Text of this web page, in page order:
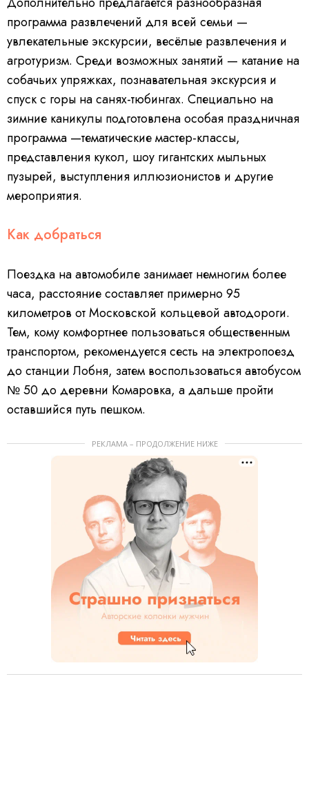
программа развлечений для всей семьи —
увлекательные экскурсии, весёлые развлечения и
агротуризм. Среди возможных занятий — катание на
собачьих упряжках, познавательная экскурсия и
спуск с горы на санях-тюбингах. Специально на
зимние каникулы подготовлена особая праздничная
программа —тематические мастер-классы,
представления кукол, шоу гигантских мыльных
пузырей, выступления иллюзионистов и другие
мероприятия.
Как добраться
Поездка на автомобиле занимает немногим более
часа, расстояние составляет примерно 95
километров от Московской кольцевой автодороги.
Тем, кому комфортнее пользоваться общественным
транспортом, рекомендуется сесть на электропоезд
до станции Лобня, затем воспользоваться автобусом
№ 50 до деревни Комаровка, а дальше пройти
оставшийся путь пешком.
РЕКЛАМА – ПРОДОЛЖЕНИЕ НИЖЕ